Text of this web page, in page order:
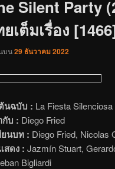
Silent Party
เต็มเรื่อง
บน29 ธันวาคม 2022
นฉบับ : La Fiesta Silenciosa
กับ : Diego Fried
ยนบท : Diego Fried, Nicolas
สดง : Jazmín Stuart,
Bigliardi